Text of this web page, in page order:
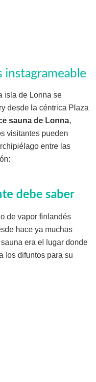
instagrameable
isla de Lonna se
desde la céntrica Plaza
sauna de Lonna,
visitantes pueden
entre las
debe saber
de vapor finlandés
hace ya muchas
era el lugar donde
los difuntos para su